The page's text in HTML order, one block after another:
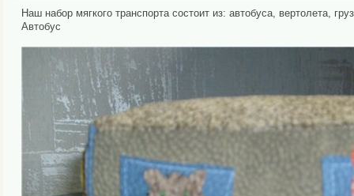
Наш набор мягкого транспорта состоит из: автобуса, вертолета,
Автобус